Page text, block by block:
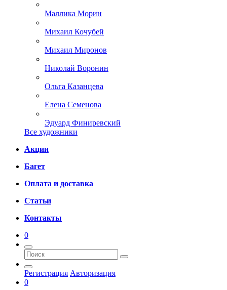
Маллика Морин
Михаил Кочубей
Михаил Миронов
Николай Воронин
Ольга Казанцева
Елена Семенова
Эдуард Финиревский
Все художники
Акции
Багет
Оплата и доставка
Статьи
Контакты
0
Регистрация Авторизация
0